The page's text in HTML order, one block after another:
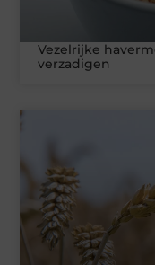
Vezelrijke
verzadigen